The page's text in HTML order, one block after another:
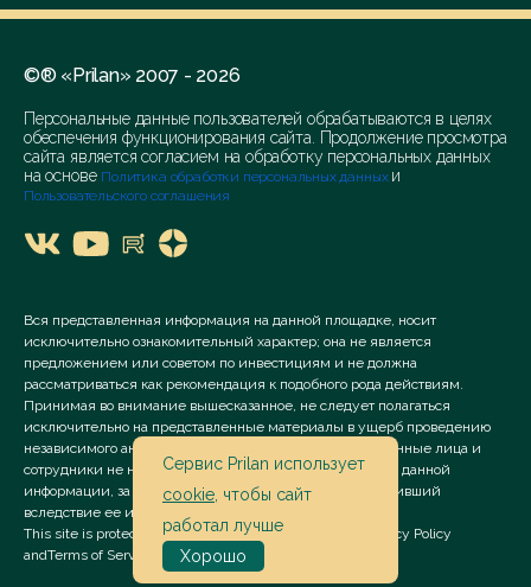
©® «Prilan» 2007 - 2026
Персональные данные пользователей обрабатываются в целях
обеспечения функционирования сайта. Продолжение просмотра
сайта является согласием на обработку персональных данных
на основе Политика обработки персональных данных и
Пользовательского соглашения
Вся представленная информация на данной площадке, носит
исключительно ознакомительный характер; она не является
предложением или советом по инвестициям и не должна
рассматриваться как рекомендация к подобного рода действиям.
Принимая во внимание вышесказанное, не следует полагаться
исключительно на представленные материалы в ущерб проведению
независимого анализа. Сервис «Prilan» его аффилированные лица и
сотрудники не несут ответственности за использование данной
информации, за прямой или косвенный ущерб, наступивший
вследствие ее использования.
This site is protected by reCAPTCHA and the Google
Privacy Policy
andTerms of Service apply.
Сервис Prilan использует
cookie , чтобы сайт
работал лучше
Хорошо